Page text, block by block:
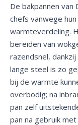
De bakpannen
chefs vanwege
warmteverdeling.
bereiden van
razendsnel,
lange steel is zo
bij de warmte
overbodig; na
pan zelf
pan na gebruik